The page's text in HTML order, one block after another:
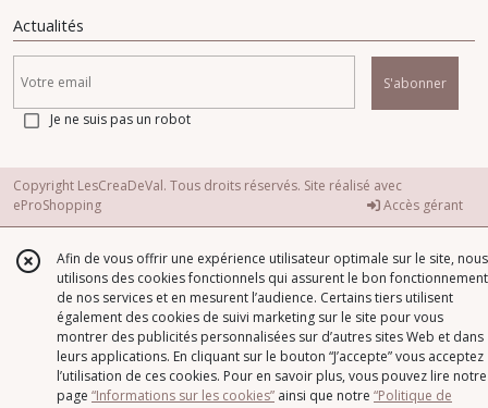
Actualités
S'abonner
Je ne suis pas un robot
Copyright LesCreaDeVal. Tous droits réservés. Site réalisé avec
eProShopping
Accès gérant
Afin de vous offrir une expérience utilisateur optimale sur le site, nous
utilisons des cookies fonctionnels qui assurent le bon fonctionnement
de nos services et en mesurent l’audience. Certains tiers utilisent
également des cookies de suivi marketing sur le site pour vous
montrer des publicités personnalisées sur d’autres sites Web et dans
leurs applications. En cliquant sur le bouton “J’accepte” vous acceptez
l’utilisation de ces cookies. Pour en savoir plus, vous pouvez lire notre
page “Informations sur les cookies” ainsi que notre “Politique de